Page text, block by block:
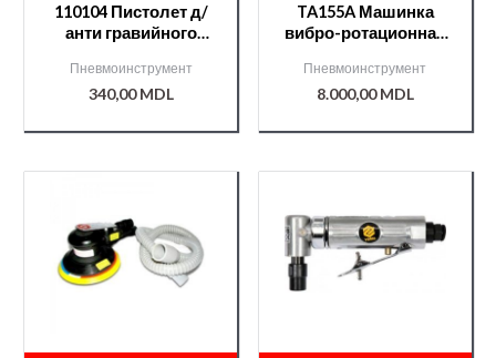
110104 Пистолет д/
анти гравийного
Пневмоинструмент
340,00MDL
TA155A Машинка
вибро-ротационная
Пневмоинструмент
8.000,00MDL